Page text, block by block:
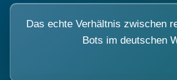
Das echte Verhältnis zwischen
Bots im deutschen